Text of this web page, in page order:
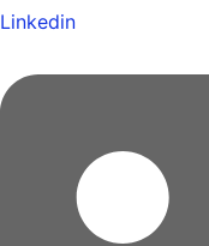
Linkedin